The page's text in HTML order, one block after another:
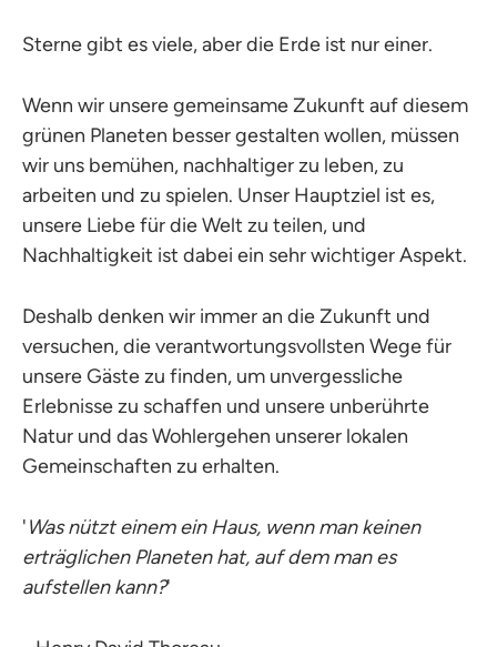
Sterne gibt es viele, aber die Erde ist nur einer.
Wenn wir unsere gemeinsame Zukunft auf diesem
grünen Planeten besser gestalten wollen, müssen
wir uns bemühen, nachhaltiger zu leben, zu
arbeiten und zu spielen. Unser Hauptziel ist es,
unsere Liebe für die Welt zu teilen, und
Nachhaltigkeit ist dabei ein sehr wichtiger Aspekt.
Deshalb denken wir immer an die Zukunft und
versuchen, die verantwortungsvollsten Wege für
unsere Gäste zu finden, um unvergessliche
Erlebnisse zu schaffen und unsere unberührte
Natur und das Wohlergehen unserer lokalen
Gemeinschaften zu erhalten.
'Was nützt einem ein Haus, wenn man keinen
erträglichen Planeten hat, auf dem man es
aufstellen kann?'